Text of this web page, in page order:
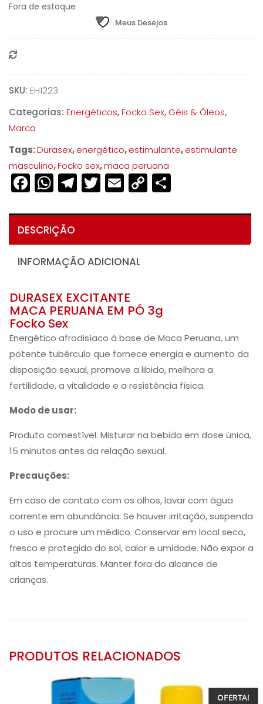
Fora de estoque
Meus Desejos
SKU: EH1223
Categorias: Energéticos,Focko Sex, Géis & Óleos,
Marca
Tags:Durasex,energético,estimulante,estimulante
masculino,Focko sex,maca peruana
Facebook
WhatsApp
Telegram
Twitter
Email
Copy
Link
DESCRIÇÃO
INFORMAÇÃO ADICIONAL
DURASEX EXCITANTE
MACA PERUANA EM PÓ 3g
Focko Sex
Energético afrodisíaco à base de Maca Peruana, um
potente tubérculo que fornece energia e aumento da
disposição sexual, promove a libido, melhora a
fertilidade, a vitalidade e a resistência física.
Modo de usar:
Produto comestível. Misturar na bebida em dose única,
15 minutos antes da relação sexual.
Precauções:
Em caso de contato com os olhos, lavar com água
corrente em abundância. Se houver irritação, suspenda
o uso e procure um médico. Conservar em local seco,
fresco e protegido do sol, calor e umidade. Não expor a
altas temperaturas. Manter fora do alcance de
crianças.
PRODUTOS RELACIONADOS
OFERTA!